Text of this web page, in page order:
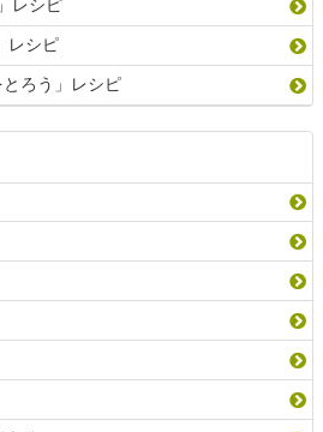
レシピ
レシピ
とろう」レシピ